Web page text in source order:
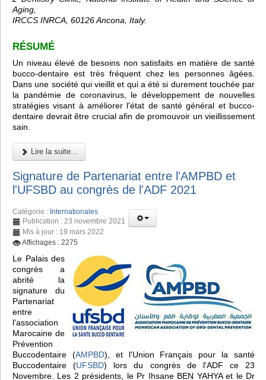
Aging,
IRCCS INRCA, 60126 Ancona, Italy.
RÉSUMÉ
Un niveau élevé de besoins non satisfaits en matière de santé
bucco-dentaire est très fréquent chez les personnes âgées.
Dans une société qui vieillit et qui a été si durement touchée par
la pandémie de coronavirus, le développement de nouvelles
stratégies visant à améliorer l'état de santé général et bucco-
dentaire devrait être crucial afin de promouvoir un vieillissement
sain.
Lire la suite...
Signature de Partenariat entre l'AMPBD et
l'UFSBD au congrès de l'ADF 2021
Catégorie : Internationales
Publication : 23 novembre 2021
Mis à jour : 19 mars 2022
Affichages : 2275
Le Palais des
congrès a
abrité la
signature du
Partenariat
entre
l'association
Marocaine de
Prévention
Buccodentaire (AMPBD), et l'Union Français pour la santé
Buccodentaire (UFSBD) lors du congrès de l'ADF ce 23
Novembre. Les 2 présidents, le Pr Ihsane BEN YAHYA et le Dr